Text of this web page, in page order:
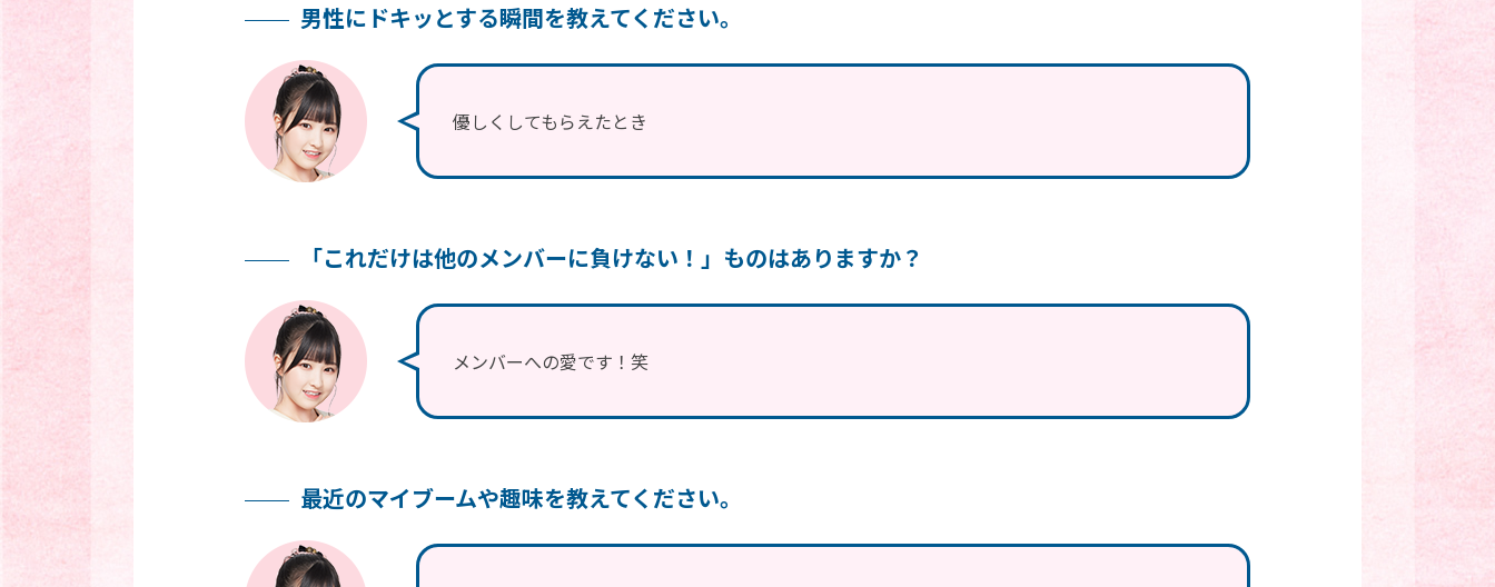
男性にドキッとする瞬間を教えてください。
優しくしてもらえたとき
「これだけは他のメンバーに負けない！」ものはありますか？
メンバーへの愛です！笑
最近のマイブームや趣味を教えてください。